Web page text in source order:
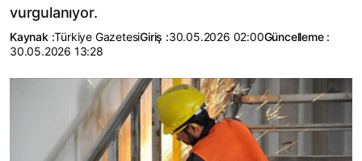
vurgulanıyor.
Kaynak :Türkiye GazetesiGiriş :30.05.2026 02:00Güncelleme :
30.05.2026 13:28